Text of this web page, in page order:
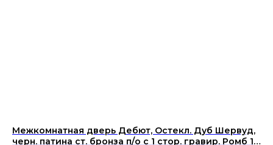
Межкомнатная дверь Дебют, Остекл. Дуб Шервуд,
черн. патина ст. бронза п/о с 1 стор. гравир. Ромб 11